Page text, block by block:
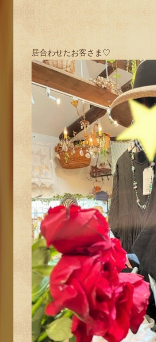
居合わせたお客さま♡